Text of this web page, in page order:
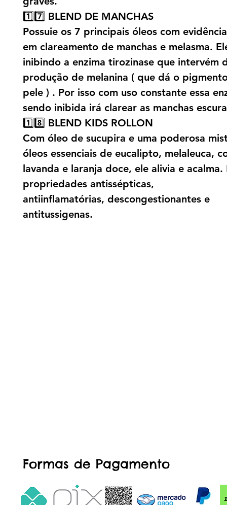
1️⃣7️⃣ BLEND DE MANCHAS
Possuie os 7 principais óleos com
em clareamento de manchas e melasma.
inibindo a enzima tirozinase que intervém
produção de melanina ( que dá o
pele ) . Por isso com uso constante essa
sendo inibida irá clarear as manchas
1️⃣8️⃣ BLEND KIDS ROLLON
Com óleo de sucupira e uma poderosa
óleos essenciais de eucalipto, melaleuca,
lavanda e laranja doce, ele alivia e acalma.
propriedades antissépticas,
antiinflamatórias, descongestionantes e
antitussigenas.
Formas de Pagamento